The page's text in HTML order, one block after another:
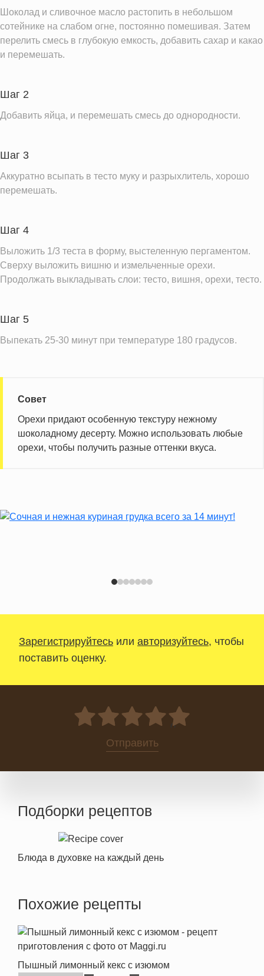
Натрий
Кальций
73.4 мг
Железо
3.1 мг
Добавленный сахар
Шоколад и сливочное масло растопить в небольшом
сотейнике на слабом огне, постоянно помешивая. Затем
перелить смесь в глубокую емкость, добавить сахар и какао
и перемешать.
Шаг 2
Добавить яйца, и перемешать смесь до однородности.
Шаг 3
Аккуратно всыпать в тесто муку и разрыхлитель, хорошо
перемешать.
Шаг 4
Выложить 1/3 теста в форму, выстеленную пергаментом.
Сверху выложить вишню и измельченные орехи.
Продолжать выкладывать слои: тесто, вишня, орехи, тесто.
Шаг 5
Выпекать 25-30 минут при температуре 180 градусов.
Совет
Орехи придают особенную текстуру нежному
шоколадному десерту. Можно использовать любые
орехи, чтобы получить разные оттенки вкуса.
Зарегистрируйтесь или авторизуйтесь, чтобы
поставить оценку.
0
Отправить
Подборки рецептов
Блюда в духовке на каждый день
Похожие рецепты
Пышный лимонный кекс с изюмом